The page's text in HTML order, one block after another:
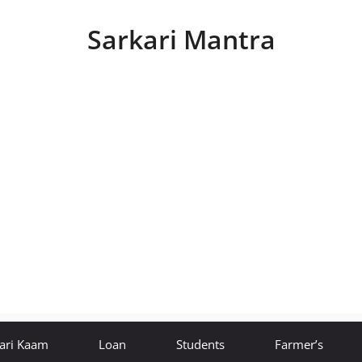
Sarkari Mantra
Kaam Loan Students Farmer’s